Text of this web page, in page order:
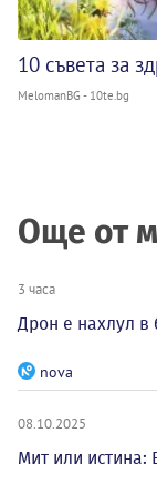
10 съвета за
MelomanBG - 10te.bg
Още от
3 часа
Дрон е нахлул в
nova
08.10.2025
Мит или истина: